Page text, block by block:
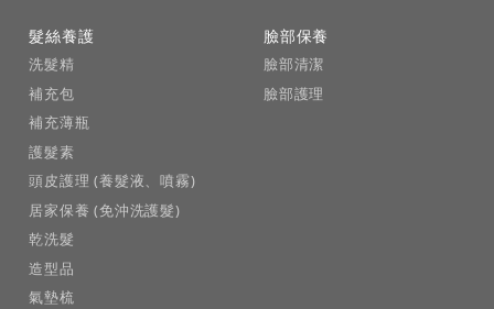
髮絲養護
洗髮精
補充包
補充薄瓶
護髮素
頭皮護理 (養髮液、噴霧)
居家保養 (免沖洗護髮)
乾洗髮
造型品
氣墊梳
臉部保養
臉部清潔
臉部護理